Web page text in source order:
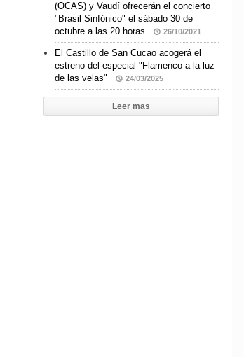
(OCAS) y Vaudí ofrecerán el concierto
"Brasil Sinfónico" el sábado 30 de
octubre a las 20 horas
26/10/2021
El Castillo de San Cucao acogerá el
estreno del especial "Flamenco a la luz
de las velas"
24/03/2025
Leer mas